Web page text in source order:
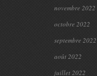
novembre 2022
octobre 2022
septembre 2022
août 2022
juillet 2022